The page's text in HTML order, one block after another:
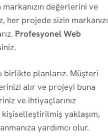
değerlerini ve
projede sizin markanızı
Profesyonel Web
birlikte planlarız. Müşteri
alır ve projeyi buna
ve ihtiyaçlarınız
yaklaşım,
yardımcı olur.